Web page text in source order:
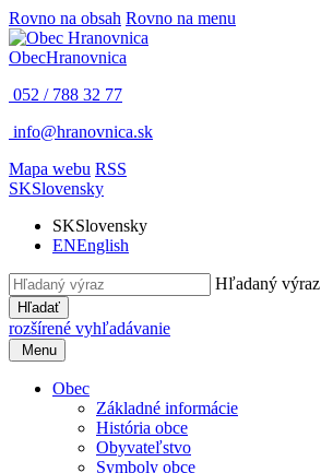
Rovno na obsah Rovno na menu
ObecHranovnica
052 / 788 32 77
info@hranovnica.sk
Mapa webu RSS
SKSlovensky
SKSlovensky
ENEnglish
Hľadaný výraz
Hľadať
rozšírené vyhľadávanie
Menu
Obec
Základné informácie
História obce
Obyvateľstvo
Symboly obce